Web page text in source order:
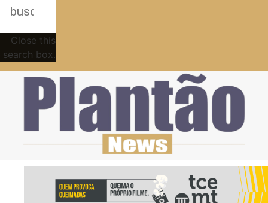
Close this
search box.